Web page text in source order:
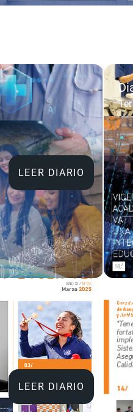
LEER DIARIO
LEER DIARIO